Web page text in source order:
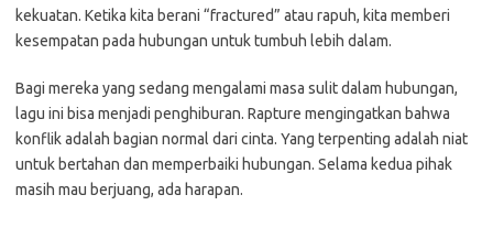
kekuatan. Ketika kita berani “fractured” atau rapuh, kita memberi
kesempatan pada hubungan untuk tumbuh lebih dalam.
Bagi mereka yang sedang mengalami masa sulit dalam hubungan,
lagu ini bisa menjadi penghiburan. Rapture mengingatkan bahwa
konflik adalah bagian normal dari cinta. Yang terpenting adalah niat
untuk bertahan dan memperbaiki hubungan. Selama kedua pihak
masih mau berjuang, ada harapan.